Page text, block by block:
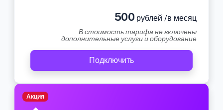
500 рублей /в месяц
В стоимость тарифа не включены
дополнительные услуги и оборудование
Подключить
Акция